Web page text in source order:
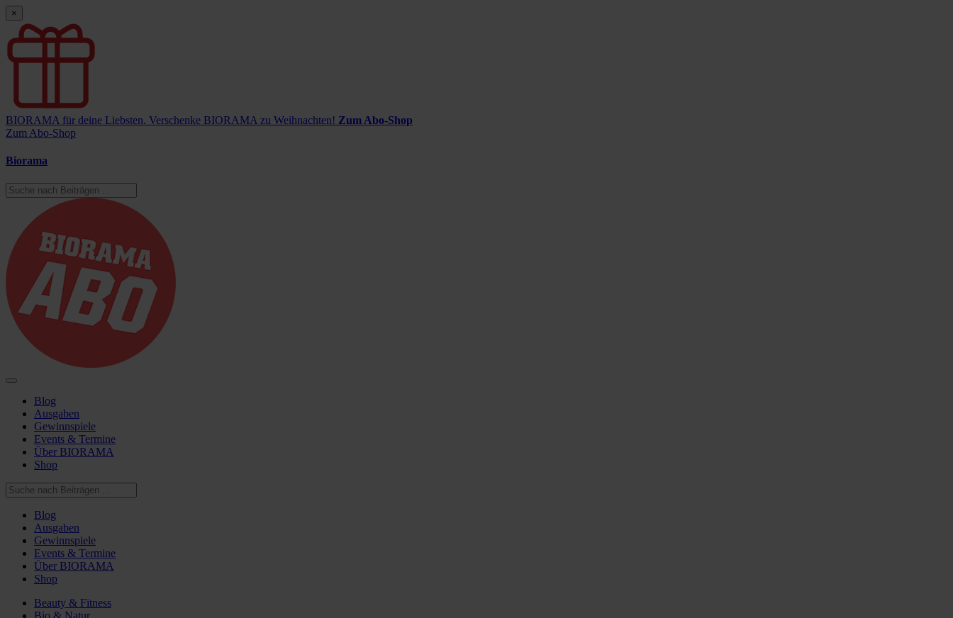
×
BIORAMA für deine Liebsten. Verschenke BIORAMA zu Weihnachten! Zum Abo-Shop
Zum Abo-Shop
Biorama
Blog
Ausgaben
Gewinnspiele
Events & Termine
Über BIORAMA
Shop
Blog
Ausgaben
Gewinnspiele
Events & Termine
Über BIORAMA
Shop
Beauty & Fitness
Bio & Natur